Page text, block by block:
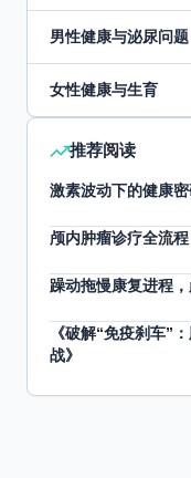
男性健康与泌尿问题
女性健康与生育
推荐阅读
激素波动下的健康
颅内肿瘤诊疗全流
躁动拖慢康复进程
《破解“免疫刹车”
战》